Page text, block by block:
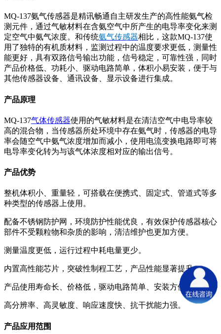
MQ-137氨气传感器是精讯畅通自主研发生产的高性能氨气检
测元件，通过气敏材料在含氨空气中所产生的电导率变化来测
定空气中氨气浓度。和传统氨气传感器相比，这款MQ-137使
用了独特的有机质材料，监测过程中的温度要求更低，测量性
能更好，具有双路信号输出功能，信号稳定，可靠性强，同时
产品价格低、功耗小、驱动电路简单，体积小易安装，便于与
其他传感器设备、通讯设备、显示设备进行集成。
产品原理
MQ-137气体传感器使用的气敏材料是在清洁空气中电导率较
高的混合物，当传感器所处环境中存在氨气时，传感器的电导
率会随空气中氨气浓度增加而减小，使用电流变换电路即可将
电导率变化转为与该气体浓度相对应的输出信号。
产品优势
整机体积小、重量轻，可搭载在便携式、固定式、管道式等多
种类型的传感器上使用。
配备不锈钢防护网，环境防护性能优良，有效保护传感器核心
部件不受颗粒物和杂质的影响，清洁维护也更加方便。
测量温度更低，运行过程中耗电量更少。
内置高性能芯片，突破性制程工艺，产品性能显著提升。
产品使用寿命长、价格低，驱动电路简单、安装方便。
高分辨率、高灵敏度、响应速度快、抗干扰能力强。
产品应用范围